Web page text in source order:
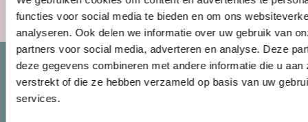
functies voor social media te bieden en om ons
analyseren. Ook delen we informatie over uw gebruik van
partners voor social media, adverteren en analyse. Deze
deze gegevens combineren met andere informatie die u aan
verstrekt of die ze hebben verzameld op basis van uw
services.
MAGAZINE